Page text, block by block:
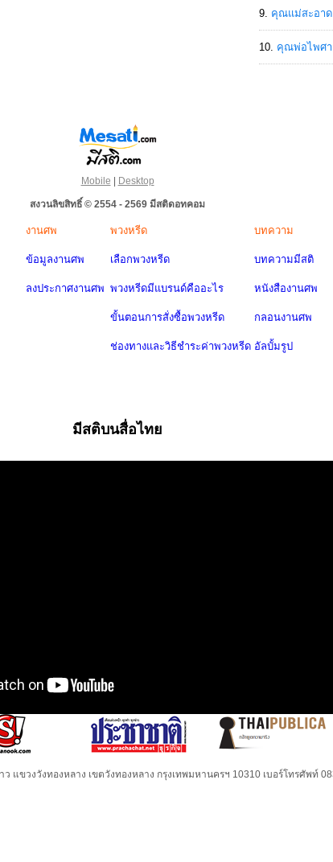
คุณแม่สะอา
คุณพ่อไพศา
Mobile | Desktop
สงวนลิขสิทธิ์ © 2554 - 2569 มีสติดอทคอม
งานศพ
ข้อมูลงานศพ
ลงประกาศงานศพ
พวงหรีด
เลือกพวงหรีด
พวงหรีดมีแบรนด์คืออะไร
ขั้นตอนการสั่งซื้อพวงหรีด
ช่องทางและวิธีชำระค่าพวงหรีด
บทความ
บทความมีสติ
หนังสืองานศพ
กลอนงานศพ
อัลบั้มรูป
มีสติบนสื่อไทย
แขวงวังทองหลาง เขตวังทองหลาง กรุงเทพมหานครฯ 10310 เบอร์โทรศัพท์